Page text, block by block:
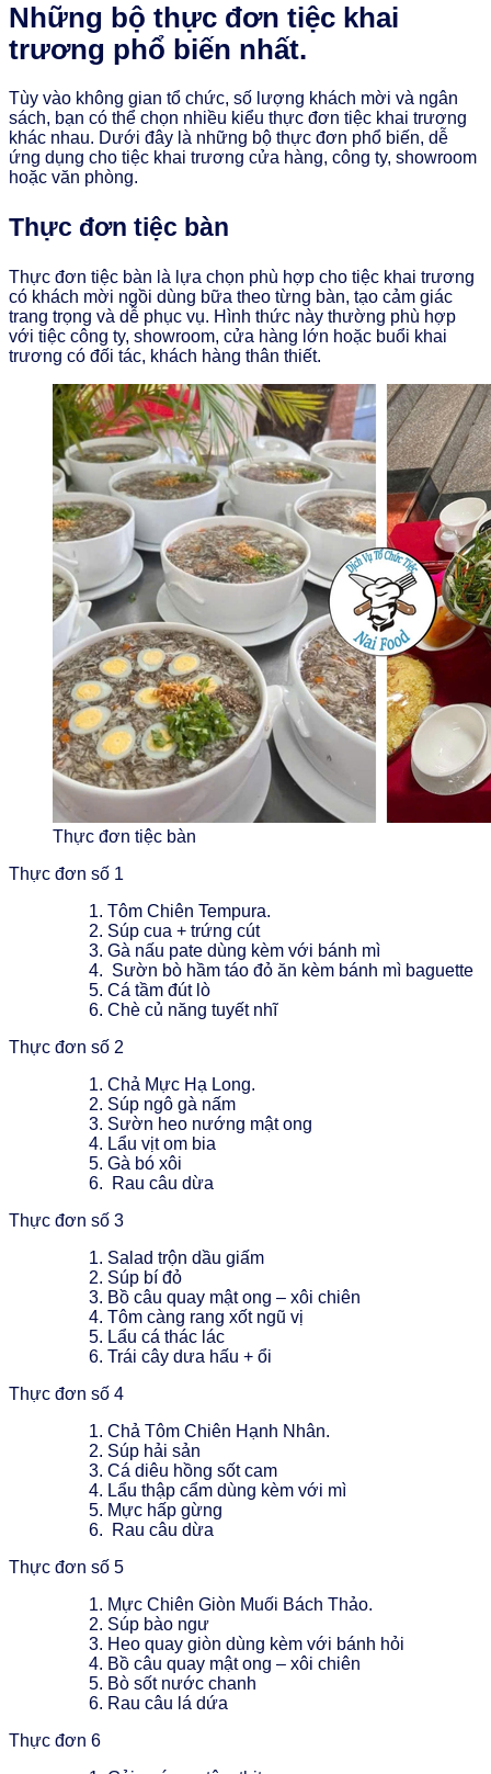
Những bộ thực đơn tiệc khai
trương phổ biến nhất.
Tùy vào không gian tổ chức, số lượng khách mời và ngân
sách, bạn có thể chọn nhiều kiểu thực đơn tiệc khai trương
khác nhau. Dưới đây là những bộ thực đơn phổ biến, dễ
ứng dụng cho tiệc khai trương cửa hàng, công ty, showroom
hoặc văn phòng.
Thực đơn tiệc bàn
Thực đơn tiệc bàn là lựa chọn phù hợp cho tiệc khai trương
có khách mời ngồi dùng bữa theo từng bàn, tạo cảm giác
trang trọng và dễ phục vụ. Hình thức này thường phù hợp
với tiệc công ty, showroom, cửa hàng lớn hoặc buổi khai
trương có đối tác, khách hàng thân thiết.
Thực đơn tiệc bàn
Thực đơn số 1
Tôm Chiên Tempura.
Súp cua + trứng cút
Gà nấu pate dùng kèm với bánh mì
Sườn bò hầm táo đỏ ăn kèm bánh mì baguette
Cá tầm đút lò
Chè củ năng tuyết nhĩ
Thực đơn số 2
Chả Mực Hạ Long.
Súp ngô gà nấm
Sườn heo nướng mật ong
Lẩu vịt om bia
Gà bó xôi
Rau câu dừa
Thực đơn số 3
Salad trộn dầu giấm
Súp bí đỏ
Bồ câu quay mật ong – xôi chiên
Tôm càng rang xốt ngũ vị
Lẩu cá thác lác
Trái cây dưa hấu + ổi
Thực đơn số 4
Chả Tôm Chiên Hạnh Nhân.
Súp hải sản
Cá diêu hồng sốt cam
Lẩu thập cẩm dùng kèm với mì
Mực hấp gừng
Rau câu dừa
Thực đơn số 5
Mực Chiên Giòn Muối Bách Thảo.
Súp bào ngư
Heo quay giòn dùng kèm với bánh hỏi
Bồ câu quay mật ong – xôi chiên
Bò sốt nước chanh
Rau câu lá dứa
Thực đơn 6